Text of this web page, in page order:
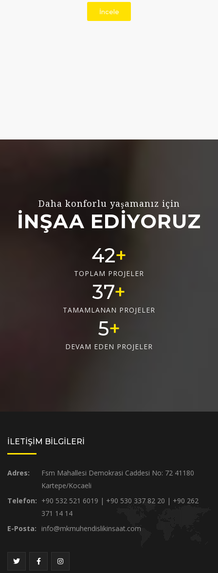
İncele
Daha konforlu yaşamanız için
İNŞAA EDİYORUZ
56
TOPLAM PROJELER
50
TAMAMLANAN PROJELER
6
DEVAM EDEN PROJELER
İLETİŞİM BİLGİLERİ
Adres:
Fsm Mahallesi Demokrasi Caddesi No: 72 41180
Kartepe/Kocaeli
Telefon: +90 532 521 6019 | +90 530 337 82 20 | +90 262
371 14 14
E-Posta:
info@mkmuhendislikinsaat.com